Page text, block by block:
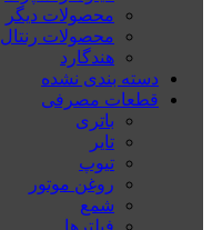
محصولات دیگر
محصولات رنتال
هندگارد
دسته بندی نشده
قطعات مصرفی
باتری
تایر
تیوپ
روغن موتور
شمع
فیلترها